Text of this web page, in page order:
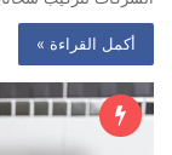
أكمل القراءة »